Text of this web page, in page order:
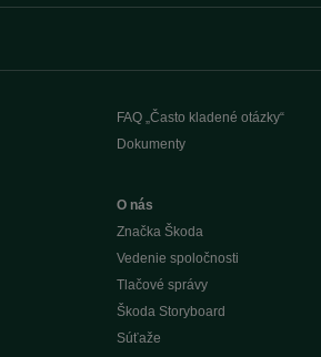
FAQ „Často kladené otázky“
Dokumenty
O nás
Značka Škoda
Vedenie spoločnosti
Tlačové správy
Škoda Storyboard
Súťaže